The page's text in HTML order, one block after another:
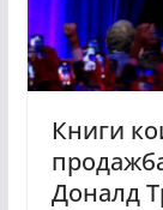
Книги
Доналд